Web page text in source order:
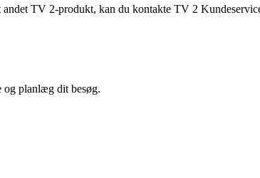
TV 2-produkt, kan du kontakte TV 2
planlæg dit besøg.